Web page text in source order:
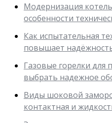
Модернизация
особенности
Как испытательная
повышает
Газовые горелки
выбрать надежное
Виды шоковой
контактная и